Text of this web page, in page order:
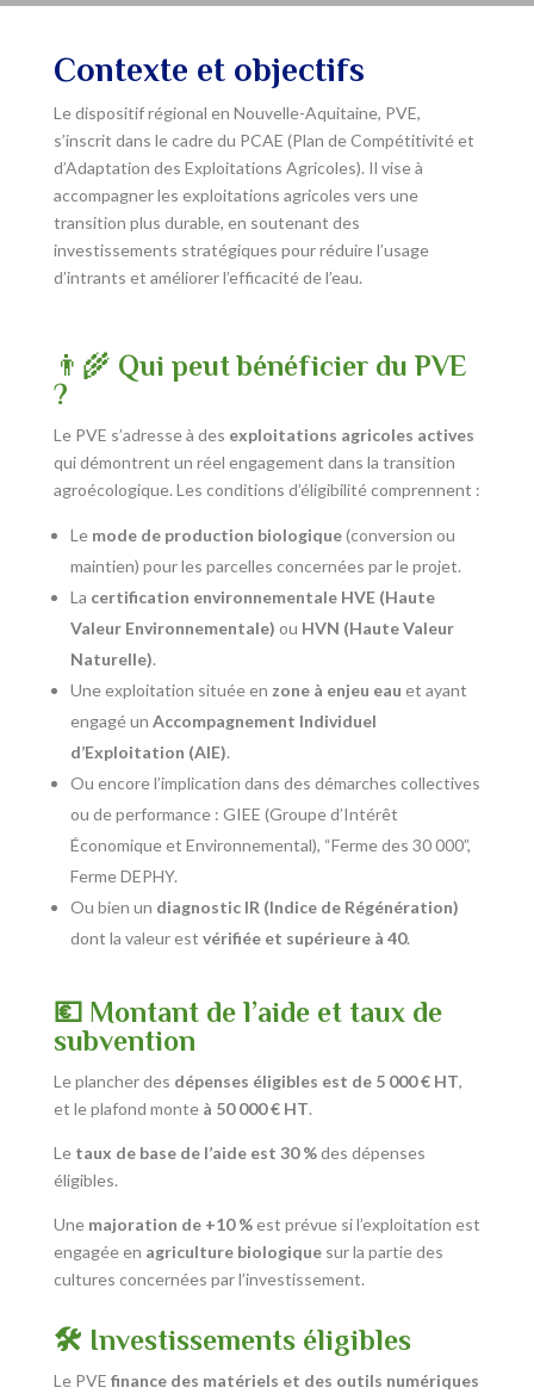
Contexte et objectifs
Le dispositif régional en Nouvelle-Aquitaine, PVE,
s’inscrit dans le cadre du PCAE (Plan de Compétitivité et
d’Adaptation des Exploitations Agricoles). Il vise à
accompagner les exploitations agricoles vers une
transition plus durable, en soutenant des
investissements stratégiques pour réduire l’usage
d’intrants et améliorer l’efficacité de l’eau.
👨‍🌾 Qui peut bénéficier du PVE
?
Le PVE s’adresse à des exploitations agricoles actives
qui démontrent un réel engagement dans la transition
agroécologique. Les conditions d’éligibilité comprennent :
Le mode de production biologique(conversion ou
maintien) pour les parcelles concernées par le projet.
La certification environnementale HVE (Haute
Valeur Environnementale) ou HVN (Haute Valeur
Naturelle).
Une exploitation située en zone à enjeu eau et ayant
engagé un Accompagnement Individuel
d’Exploitation (AIE).
Ou encore l’implication dans des démarches collectives
ou de performance : GIEE (Groupe d’Intérêt
Économique et Environnemental), “Ferme des 30 000”,
Ferme DEPHY.
Ou bien un diagnostic IR (Indice de Régénération)
dont la valeur est vérifiée et supérieure à 40.
💶 Montant de l’aide et taux de
subvention
Le plancher des dépenses éligibles est de 5 000 € HT,
et le plafond monte à 50 000 € HT.
Letaux de base de l’aide est 30 %des dépenses
éligibles.
Une majoration de +10 %est prévue si l’exploitation est
engagée en agriculture biologiquesur la partie des
cultures concernées par l’investissement.
🛠️ Investissements éligibles
Le PVE finance des matériels et des outils numériques